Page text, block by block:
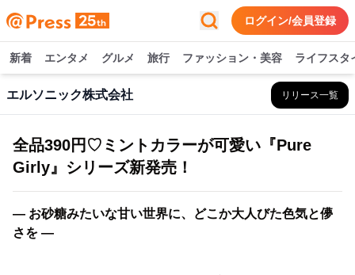
ログイン/会員登録
新着 エンタメ グルメ 旅行 ファッション・美容 ライフスタ
エルソニック株式会社 リリース一覧
全品390円♡ミントカラーが可愛い『Pure
Girly』シリーズ新発売！
― お砂糖みたいな甘い世界に、どこか大人びた色気と儚
さを ―